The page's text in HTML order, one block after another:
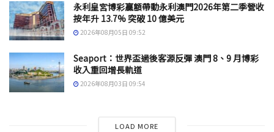
永利皇宮博彩贏額帶動永利澳門2026年第二季營收
按年升 13.7% 突破 10 億美元
2026年08月05日 09:52
Seaport：世界盃過後客源反彈 澳門 8、9 月博彩
收入重回增長軌道
2026年08月03日 09:54
LOAD MORE